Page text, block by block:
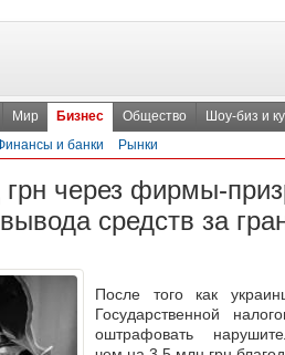
Мир Бизнес Общество Шоу-биз и
и банки Рынки
через фирмы-
средств за
После того как
Государственной
оштрафовать